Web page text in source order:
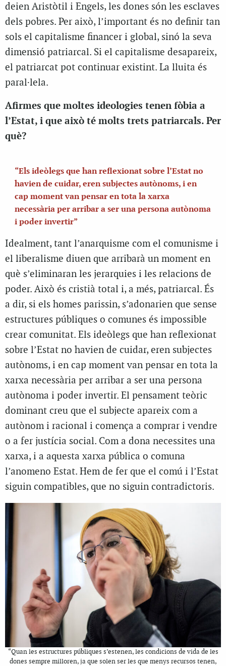
deien Aristòtil i Engels, les dones són les esclaves
dels pobres. Per això, l’important és no definir tan
sols el capitalisme financer i global, sinó la seva
dimensió patriarcal. Si el capitalisme desapareix,
el patriarcat pot continuar existint. La lluita és
paral·lela.
Afirmes que moltes ideologies tenen fòbia a
l’Estat, i que això té molts trets patriarcals. Per
què?
“Els ideòlegs que han reflexionat sobre l’Estat no
havien de cuidar, eren subjectes autònoms, i en
cap moment van pensar en tota la xarxa
necessària per arribar a ser una persona autònoma
i poder invertir”
Idealment, tant l’anarquisme com el comunisme i
el liberalisme diuen que arribarà un moment en
què s’eliminaran les jerarquies i les relacions de
poder. Això és cristià total i, a més, patriarcal. És
a dir, si els homes parissin, s’adonarien que sense
estructures públiques o comunes és impossible
crear comunitat. Els ideòlegs que han reflexionat
sobre l’Estat no havien de cuidar, eren subjectes
autònoms, i en cap moment van pensar en tota la
xarxa necessària per arribar a ser una persona
autònoma i poder invertir. El pensament teòric
dominant creu que el subjecte apareix com a
autònom i racional i comença a comprar i vendre
o a fer justícia social. Com a dona necessites una
xarxa, i a aquesta xarxa pública o comuna
l’anomeno Estat. Hem de fer que el comú i l’Estat
siguin compatibles, que no siguin contradictoris.
“Quan les estructures públiques s’estenen, les condicions de vida de les
dones sempre milloren, ja que solen ser les que menys recursos tenen,